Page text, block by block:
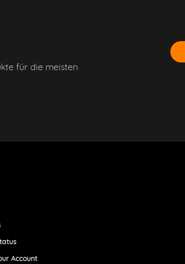
für die meisten
Account